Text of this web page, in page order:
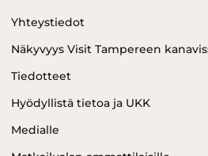
Yhteystiedot
Näkyvyys Visit Tampereen
Tiedotteet
Hyödyllistä tietoa ja UKK
Medialle